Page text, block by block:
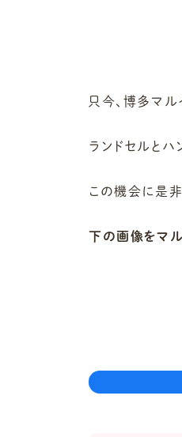
只今、博多マル
ランドセルとハ
この機会に是
下の画像をマ